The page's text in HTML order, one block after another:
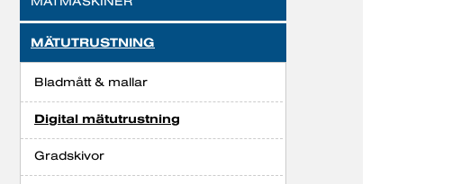
MÄTUTRUSTNING
Bladmått & mallar
Digital mätutrustning
Gradskivor